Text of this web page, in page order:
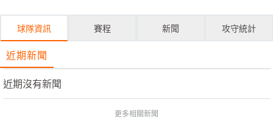
球隊資訊 賽程 新聞 攻守統計
近期新聞
近期沒有新聞
更多相關新聞